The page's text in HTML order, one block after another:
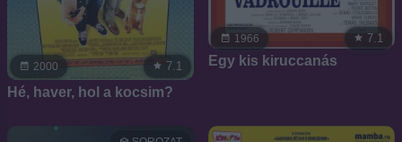
2000 7.1
Hé, haver, hol a kocsim?
1966 7.1
Egy kis kiruccanás